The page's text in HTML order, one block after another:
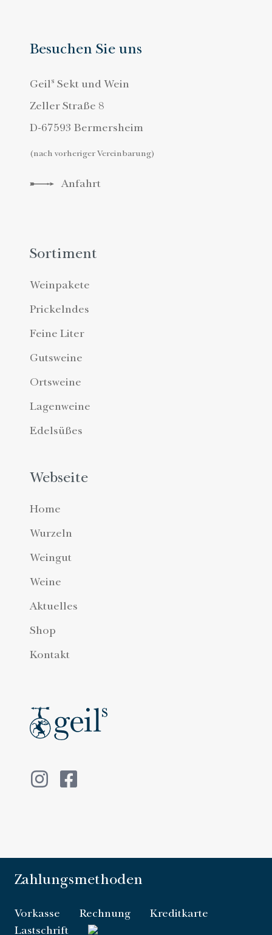
Besuchen Sie uns
Geils Sekt und Wein
Zeller Straße 8
D-67593 Bermersheim
(nach vorheriger Vereinbarung)
Anfahrt
Sortiment
Weinpakete
Prickelndes
Feine Liter
Gutsweine
Ortsweine
Lagenweine
Edelsüßes
Webseite
Home
Wurzeln
Weingut
Weine
Aktuelles
Shop
Kontakt
Zahlungsmethoden
Vorkasse Rechnung
Kreditkarte
Lastschrift